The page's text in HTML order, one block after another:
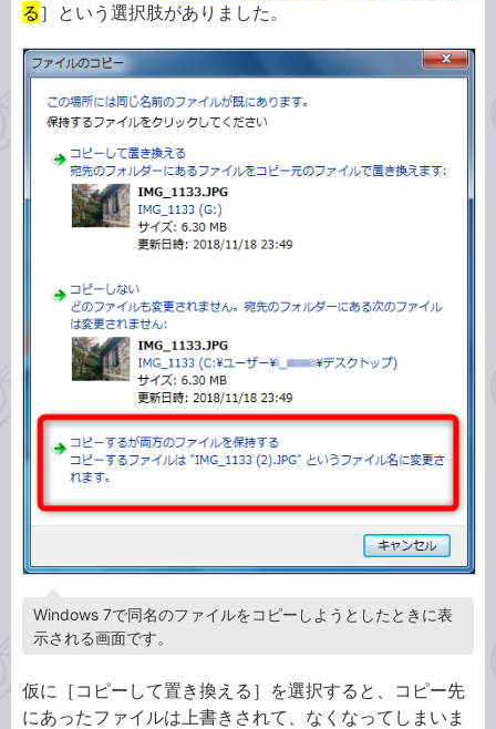
る ］という選択肢がありました。
Windows 7で同名のファイルをコピーしようとしたときに表
示される画面です。
仮に［コピーして置き換える］を選択すると、コピー先
にあったファイルは上書きされて、なくなってしまいま